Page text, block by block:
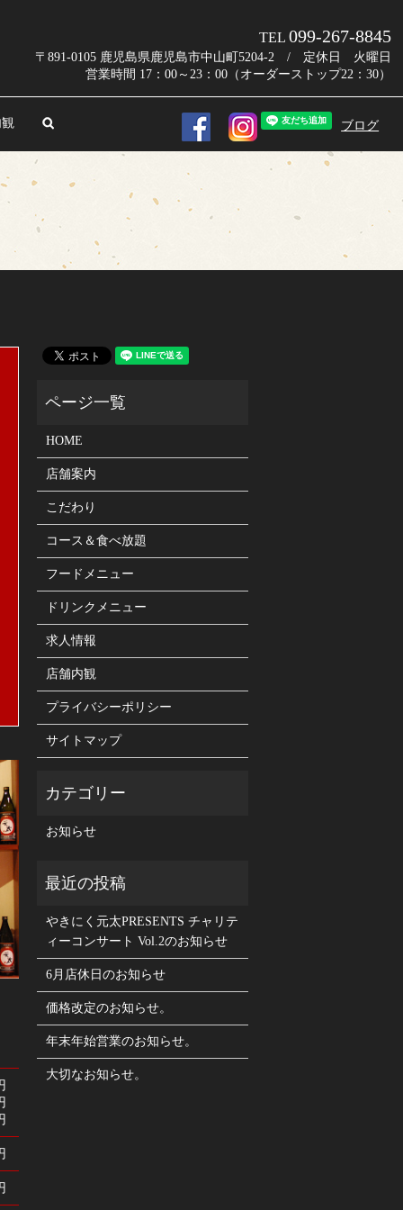
TEL 099-267-8845
〒891-0105 鹿児島県鹿児島市中山町5204-2 / 定休日 火曜日
営業時間 17：00～23：00（オーダーストップ22：30）
ブログ
HOME
店舗案内
こだわり
コース＆食べ放題
フードメニュー
ドリンクメニュー
求人情報
店舗内観
プライバシーポリシー
サイトマップ
お知らせ
やきにく元太PRESENTS チャリテ
ィーコンサート Vol.2のお知らせ
6月店休日のお知らせ
価格改定のお知らせ。
年末年始営業のお知らせ。
大切なお知らせ。